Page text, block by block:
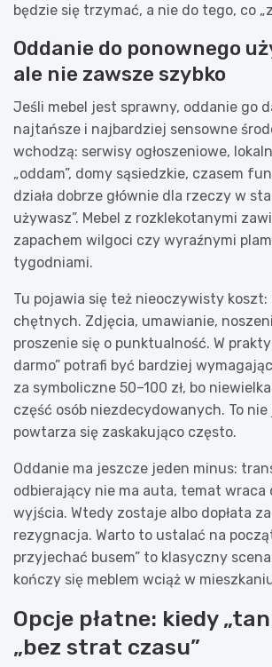
będzie się trzymać, a nie do tego, co
Oddanie do ponownego
ale nie zawsze szybko
Jeśli mebel jest sprawny, oddanie go
najtańsze i najbardziej sensowne
wchodzą: serwisy ogłoszeniowe,
„oddam”, domy sąsiedzkie, czasem
działa dobrze głównie dla rzeczy w
używasz”. Mebel z rozklekotanymi
zapachem wilgoci czy wyraźnymi
tygodniami.
Tu pojawia się też nieoczywisty koszt:
chętnych. Zdjęcia, umawianie,
proszenie się o punktualność. W
darmo” potrafi być bardziej
za symboliczne 50–100 zł, bo
część osób niezdecydowanych. To nie
powtarza się zaskakująco często.
Oddanie ma jeszcze jeden minus:
odbierający nie ma auta, temat wraca
wyjścia. Wtedy zostaje albo dopłata
rezygnacja. Warto to ustalać na
przyjechać busem” to klasyczny
kończy się meblem wciąż w
Opcje płatne: kiedy
„bez strat czasu”